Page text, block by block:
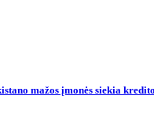
mažos įmonės siekia kredito